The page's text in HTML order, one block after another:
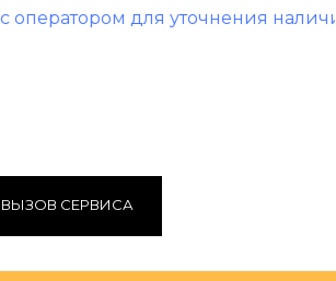
для уточнения наличия и
ВЫЗОВ СЕРВИСА